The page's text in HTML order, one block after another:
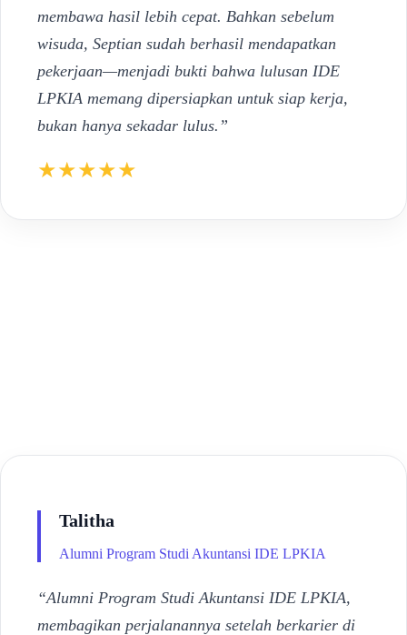
membawa hasil lebih cepat. Bahkan sebelum
wisuda, Septian sudah berhasil mendapatkan
pekerjaan—menjadi bukti bahwa lulusan IDE
LPKIA memang dipersiapkan untuk siap kerja,
bukan hanya sekadar lulus.”
★★★★★
Talitha
Alumni Program Studi Akuntansi IDE LPKIA
“Alumni Program Studi Akuntansi IDE LPKIA,
membagikan perjalanannya setelah berkarier di